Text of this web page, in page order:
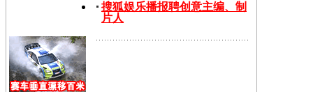
搜狐娱乐播报聘创意主编、制
片人